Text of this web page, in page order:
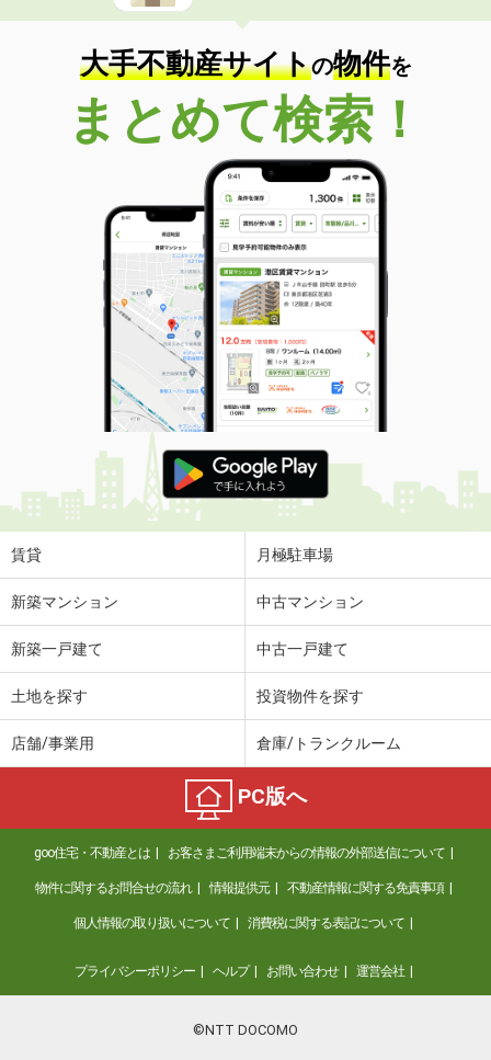
大手不動産サイトの物件を
まとめて検索！
賃貸 月極駐車場
新築マンション 中古マンション
新築一戸建て 中古一戸建て
土地を探す 投資物件を探す
店舗/事業用 倉庫/トランクルーム
PC版へ
goo住宅・不動産とは お客さまご利用端末からの情報の外部送信について
物件に関するお問合せの流れ 情報提供元 不動産情報に関する免責事項
個人情報の取り扱いについて 消費税に関する表記について
プライバシーポリシー ヘルプ お問い合わせ 運営会社
©NTT DOCOMO